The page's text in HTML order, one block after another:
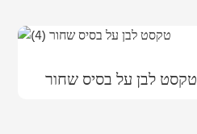
טקסט לבן על בסיס שחור